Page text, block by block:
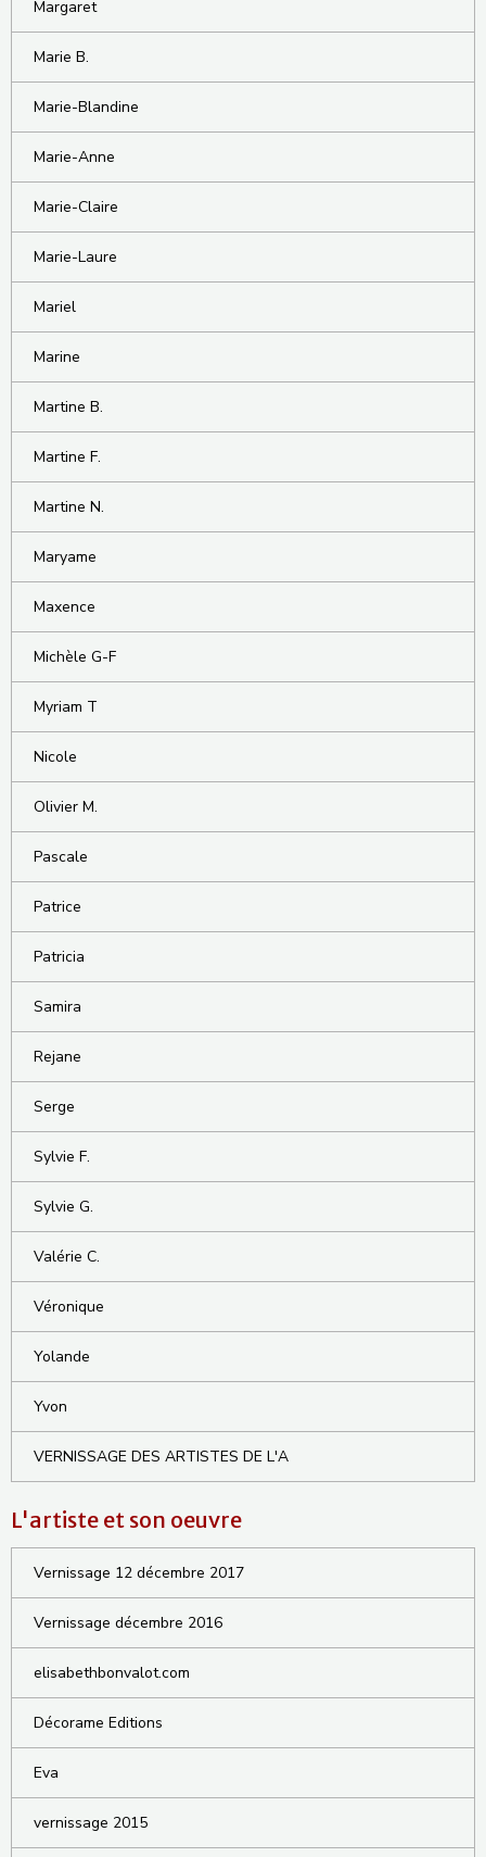
Margaret
Marie B.
Marie-Blandine
Marie-Anne
Marie-Claire
Marie-Laure
Mariel
Marine
Martine B.
Martine F.
Martine N.
Maryame
Maxence
Michèle G-F
Myriam T
Nicole
Olivier M.
Pascale
Patrice
Patricia
Samira
Rejane
Serge
Sylvie F.
Sylvie G.
Valérie C.
Véronique
Yolande
Yvon
VERNISSAGE DES ARTISTES DE L'A
L'artiste et son oeuvre
Vernissage 12 décembre 2017
Vernissage décembre 2016
elisabethbonvalot.com
Décorame Editions
Eva
vernissage 2015